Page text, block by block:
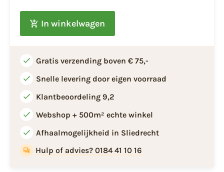
In winkelwagen
Gratis verzending boven € 75,-
Snelle levering door eigen voorraad
Klantbeoordeling 9,2
Webshop + 500m² echte winkel
Afhaalmogelijkheid in Sliedrecht
Hulp of advies? 0184 41 10 16